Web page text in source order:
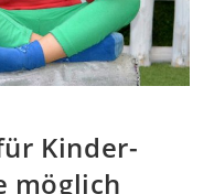
Kinder-
möglich